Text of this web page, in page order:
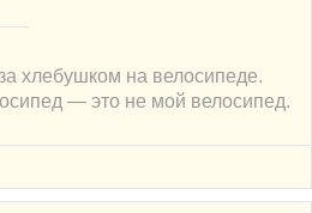
хлебушком на велосипеде.
— это не мой велосипед.